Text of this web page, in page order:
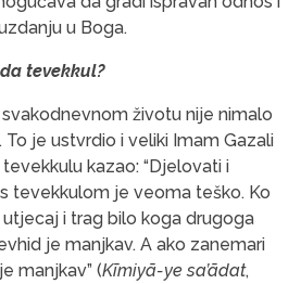
u Boga.
tevekkul?
životu nije nimalo
je ustvrdio i veliki Imam Gazali
kazao: “Djelovati i
tevekkulom je veoma teško. Ko
i trag bilo koga drugoga
je manjkav. A ako zanemari
manjkav” (Kīmiyā-ye sa’ādat,